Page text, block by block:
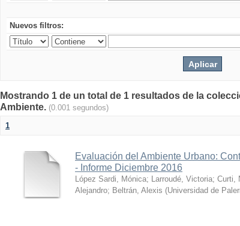
Nuevos filtros:
Mostrando 1 de un total de 1 resultados de la
Ambiente. (0.001 segundos)
1
Evaluación del Ambiente Urbano:
- Informe Diciembre 2016
López Sardi, Mónica; Larroudé, Victoria; Curti,
Alejandro; Beltrán, Alexis (Universidad de